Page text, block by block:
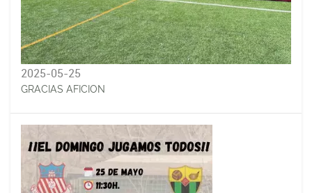
2025-05-25
GRACIAS AFICION